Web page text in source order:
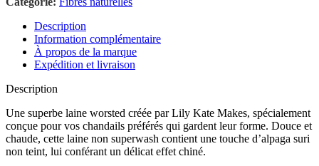
Description
Information complémentaire
À propos de la marque
Expédition et livraison
Description
Une superbe laine worsted créée par Lily Kate Makes, spécialement
conçue pour vos chandails préférés qui gardent leur forme. Douce et
chaude, cette laine non superwash contient une touche d’alpaga suri
non teint, lui conférant un délicat effet chiné.